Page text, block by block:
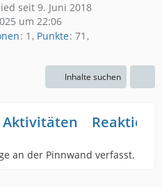
seit 9. Juni 2018
um 22:06
1 Punkte 71
Inhalte suchen
Aktivitäten
an der Pinnwand verfasst.